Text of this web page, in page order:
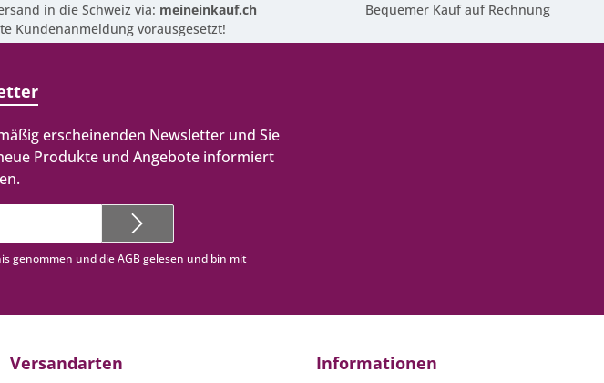
in die Schweiz via: meineinkauf.ch
Kundenanmeldung vorausgesetzt!
Bequemer Kauf auf Rechnung
erscheinenden Newsletter und Sie
Produkte und Angebote informiert
genommen und dieAGBgelesen und bin mit
Versandarten Informationen